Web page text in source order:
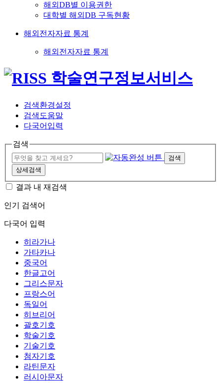
해외DB별 이용권한
대학별 해외DB 구독현황
해외전자자료 통계
해외전자자료 통계
검색환경설정
검색도움말
다국어입력
검색
검색
상세검색
결과 내 재검색
인기 검색어
다국어 입력
히라가나
가타카나
중국어
한글고어
그리스문자
프랑스어
독일어
히브리어
괄호기호
학술기호
기술기호
첨자기호
라틴문자
러시아문자